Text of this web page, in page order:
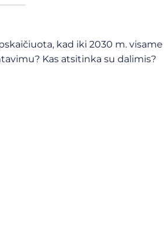
kad iki 2030 m. visame
Kas atsitinka su dalimis?